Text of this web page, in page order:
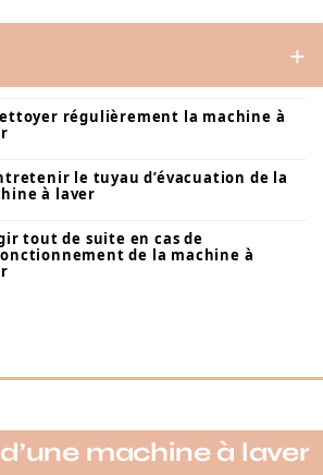
régulièrement la machine à
le tuyau d’évacuation de la
à laver
tout de suite en cas de
de la machine à
machine à laver